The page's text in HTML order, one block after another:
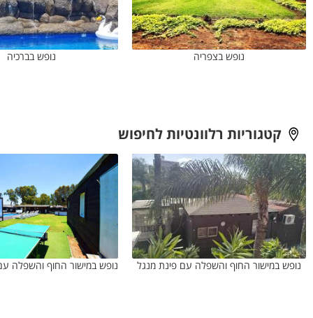
נופש בצפריה נופש בברכיה
קטגוריות רלוונטיות לחיפוש
נופש במישור החוף והשפלה עם פינת מנגל